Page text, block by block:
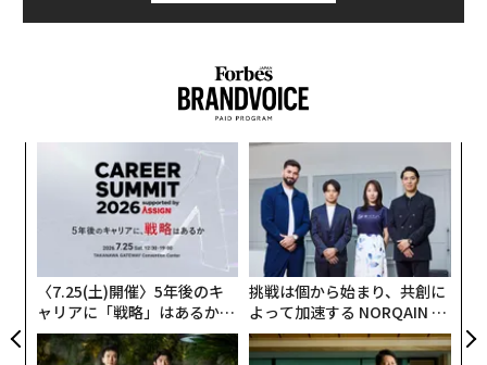
〈7.25(土)開催〉5年後のキ
ャリアに「戦略」はあるか。
トップエグゼクティブのキャ
リアに触れる1日│CAREER S
挑戦は個から始まり、共創に
よって加速する NORQAIN JA
PAN 特別座談会